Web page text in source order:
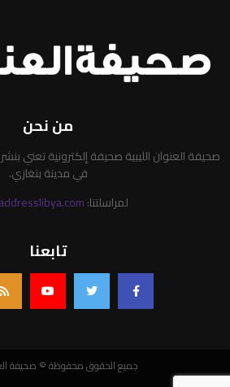
من نحن
في مدينة بنغازي.
لمراسلتنا:
تابعنا
جميع الحقوق محفوظة © صحيفة